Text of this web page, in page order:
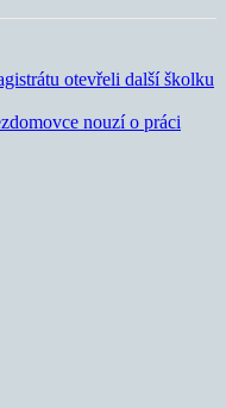
otevřeli další školku
nouzí o práci